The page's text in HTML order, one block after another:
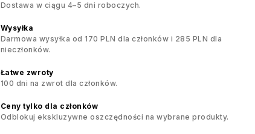
Dostawa w ciągu 4–5 dni roboczych.
Wysyłka
Darmowa wysyłka od 170 PLN dla członków i 285 PLN dla
nieczłonków.
Łatwe zwroty
100 dni na zwrot dla członków.
Ceny tylko dla członków
Odblokuj ekskluzywne oszczędności na wybrane produkty.